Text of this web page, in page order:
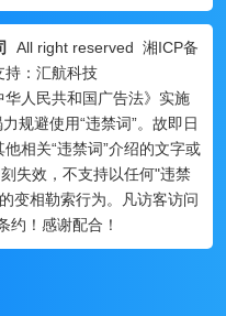
All right reserved 湘ICP备
持：汇航科技
人民共和国广告法》实施
规避使用“违禁词”。故即日
相关“违禁词”介绍的文字或
失效，不支持以任何"违禁
变相勒索行为。凡访客访问
约！感谢配合！